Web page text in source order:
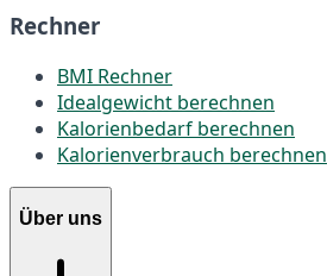
Rechner
BMI Rechner
Idealgewicht berechnen
Kalorienbedarf berechnen
Kalorienverbrauch berechnen
Über uns